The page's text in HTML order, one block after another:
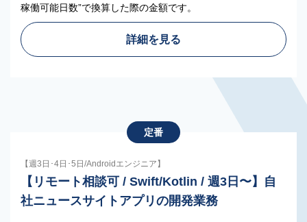
稼働可能日数”で換算した際の金額です。
詳細を見る
定番
【週3日･4日･5日/Androidエンジニア】
【リモート相談可 / Swift/Kotlin / 週3日〜】自
社ニュースサイトアプリの開発業務